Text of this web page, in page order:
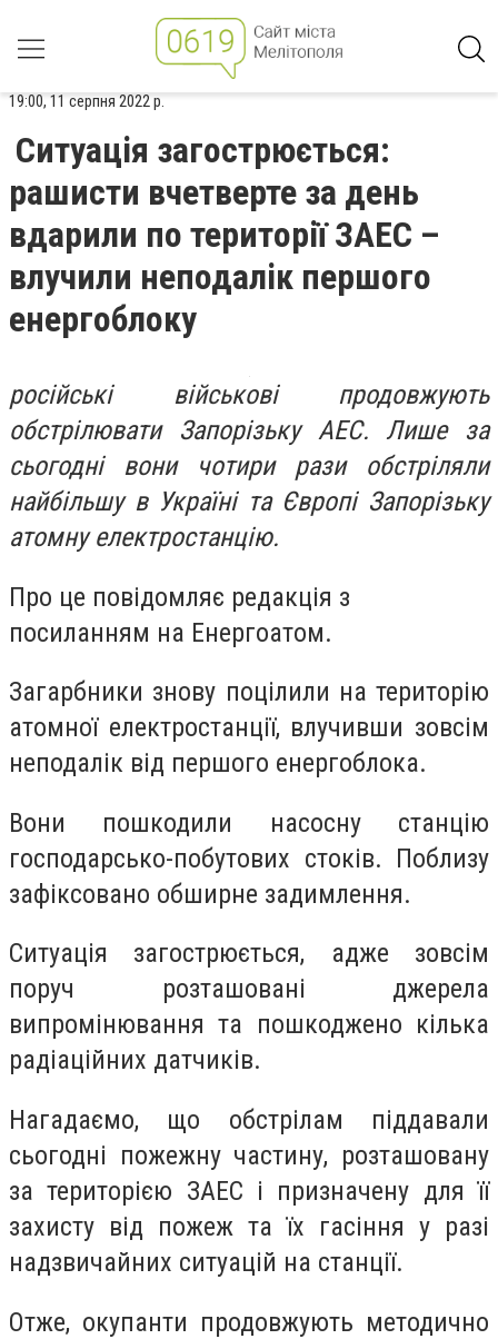
19:00, 11 серпня 2022 р.
Ситуація загострюється:
рашисти вчетверте за день
вдарили по території ЗАЕС –
влучили неподалік першого
енергоблоку
російські військові продовжують
обстрілювати Запорізьку АЕС. Лише за
сьогодні вони чотири рази обстріляли
найбільшу в Україні та Європі Запорізьку
атомну електростанцію.
Про це повідомляє редакція з
посиланням на Енергоатом.
Загарбники знову поцілили на територію
атомної електростанції, влучивши зовсім
неподалік від першого енергоблока.
Вони пошкодили насосну станцію
господарсько-побутових стоків. Поблизу
зафіксовано обширне задимлення.
Ситуація загострюється, адже зовсім
поруч розташовані джерела
випромінювання та пошкоджено кілька
радіаційних датчиків.
Нагадаємо, що обстрілам піддавали
сьогодні пожежну частину, розташовану
за територією ЗАЕС і призначену для її
захисту від пожеж та їх гасіння у разі
надзвичайних ситуацій на станції.
Отже, окупанти продовжують методично